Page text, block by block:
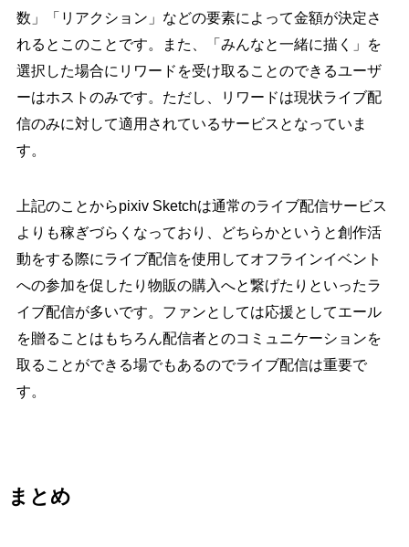
数」「リアクション」などの要素によって金額が決定さ
れるとこのことです。また、「みんなと一緒に描く」を
選択した場合にリワードを受け取ることのできるユーザ
ーはホストのみです。ただし、リワードは現状ライブ配
信のみに対して適用されているサービスとなっていま
す。
上記のことからpixiv Sketchは通常のライブ配信サービス
よりも稼ぎづらくなっており、どちらかというと創作活
動をする際にライブ配信を使用してオフラインイベント
への参加を促したり物販の購入へと繋げたりといったラ
イブ配信が多いです。ファンとしては応援としてエール
を贈ることはもちろん配信者とのコミュニケーションを
取ることができる場でもあるのでライブ配信は重要で
す。
まとめ